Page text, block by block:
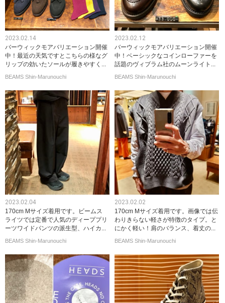
2023.02.14
バーウィックモアバリエーション開催
中！最近の天気ですとこちらの様なグ
リップの効いたソールが履きやすく...
BEAMS Shin-Marunouchi
2023.02.12
バーウィックモアバリエーション開催
中！ベーシックなコインローファーを
話題のヴィブラム社のムーンライト...
BEAMS Shin-Marunouchi
2023.02.04
170cm Mサイズ着用です。ビームス
ライツでは定番で人気のディーププリ
ーツワイドパンツの派生型、ハイカ...
BEAMS Shin-Marunouchi
2023.02.02
170cm Mサイズ着用です。画像では伝
わりきらない軽さが特徴のタイプ。と
にかく軽い！肩のバランス、着丈の...
BEAMS Shin-Marunouchi